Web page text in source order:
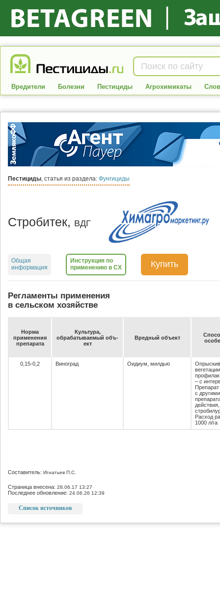
Вредители Болезни Пестициды Агрохимикаты
Пестициды, статья из раздела: Фунгициды
Стробитек, ВДГ
Общая
информация
Инструкция по
применению в СХ
Купить
Регламенты применения
в сельском хозяйстве
Нор­ма
при­ме­не­ния
пре­па­ра­та
Куль­ту­ра,
об­ра­ба­ты­ва­емый объ­
ект
Вред­ный объ­ект
0,15-0,2 Виноград Оидиум, милдью
– с
с
Расход
1000 л/га
Составитель: Игнатьев П.С.
Страница внесена: 28.06.17 13:27
Последнее обновление: 24.06.26 12:39
Список источников